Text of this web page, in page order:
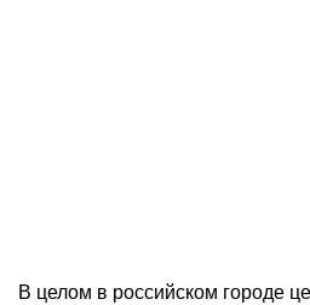
В целом в российском городе